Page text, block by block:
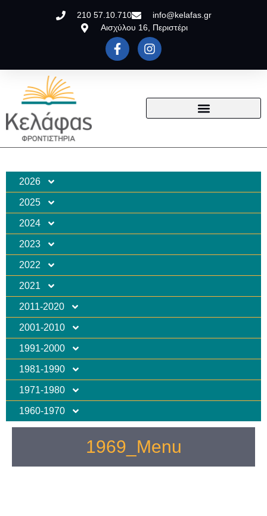
210 57.10.710
info@kelafas.gr
Αισχύλου 16, Περιστέρι
2026
2025
2024
2023
2022
2021
2011-2020
2001-2010
1991-2000
1981-1990
1971-1980
1960-1970
1969_Menu